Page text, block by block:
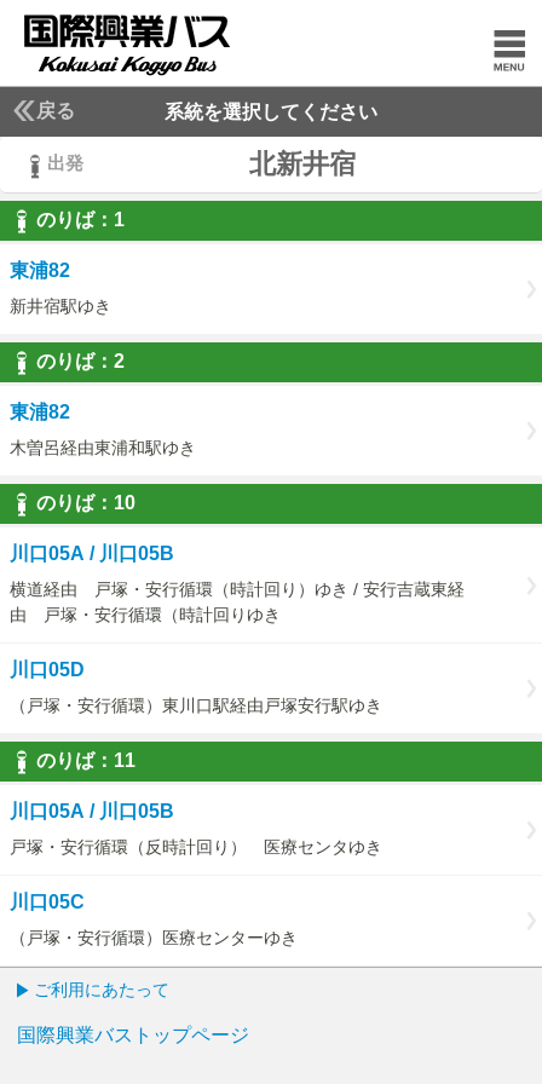
戻る 系統を選択してください
出発 北新井宿
のりば： 1
1
東浦82
新井宿駅ゆき
のりば： 2
2
東浦82
木曽呂経由東浦和駅ゆき
のりば： 10
10
川口05A / 川口05B
横道経由 戸塚・安行循環（時計回り）ゆき / 安行吉蔵東経
由 戸塚・安行循環（時計回りゆき
川口05D
（戸塚・安行循環）東川口駅経由戸塚安行駅ゆき
のりば： 11
11
川口05A / 川口05B
戸塚・安行循環（反時計回り） 医療センタゆき
川口05C
（戸塚・安行循環）医療センターゆき
ご利用にあたって
国際興業バストップページ